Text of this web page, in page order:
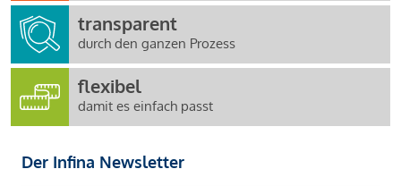
transparent
durch den ganzen Prozess
flexibel
damit es einfach passt
Der Infina Newsletter